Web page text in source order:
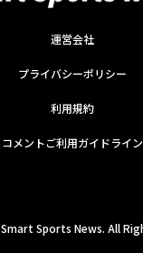
運営会社
プライバシーポリシー
利用規約
コメントご利用ガイドライン
Smart Sports News. All